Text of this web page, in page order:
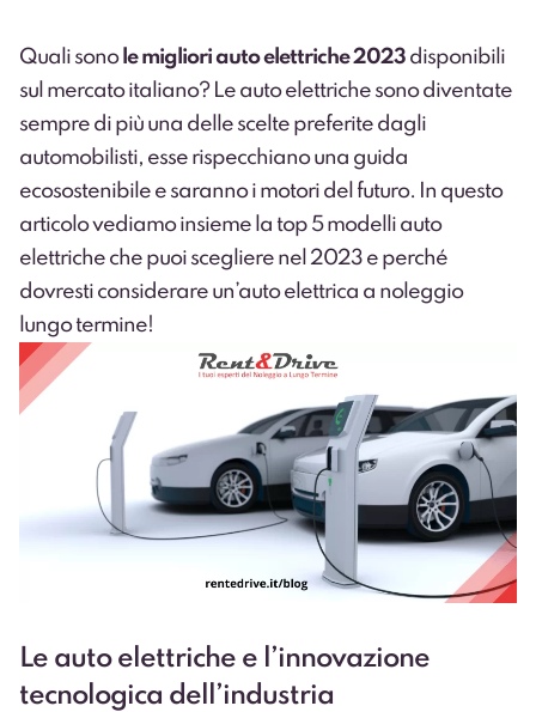
Quali sono le migliori auto elettriche 2023 disponibili
sul mercato italiano? Le auto elettriche sono diventate
sempre di più una delle scelte preferite dagli
automobilisti, esse rispecchiano una guida
ecosostenibile e saranno i motori del futuro. In questo
articolo vediamo insieme la top 5 modelli auto
elettriche che puoi scegliere nel 2023 e perché
dovresti considerare un’auto elettrica a noleggio
lungo termine!
Le auto elettriche e l’innovazione
tecnologica dell’industria